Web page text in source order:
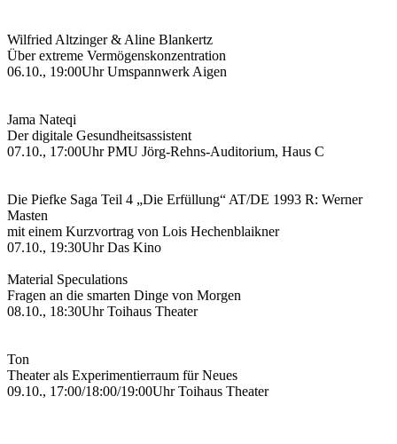
Wilfried Altzinger & Aline Blankertz
Über extreme Vermögenskonzentration
06.10., 19:00Uhr Umspannwerk Aigen
Jama Nateqi
Der digitale Gesundheitsassistent
07.10., 17:00Uhr PMU Jörg-Rehns-Auditorium, Haus C
Die Piefke Saga Teil 4 „Die Erfüllung“ AT/DE 1993 R: Werner
Masten
mit einem Kurzvortrag von Lois Hechenblaikner
07.10., 19:30Uhr Das Kino
Material Speculations
Fragen an die smarten Dinge von Morgen
08.10., 18:30Uhr Toihaus Theater
Ton
Theater als Experimentierraum für Neues
09.10., 17:00/18:00/19:00Uhr Toihaus Theater